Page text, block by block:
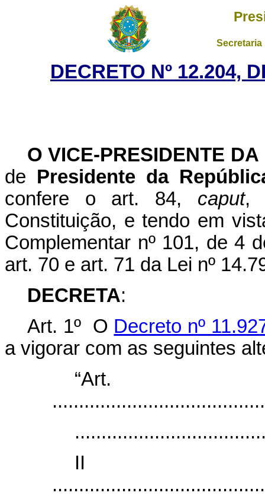
DECRETO Nº 12.204,
O VICE-PRESIDENTE
de Presidente da
confere o art. 84, caput,
Constituição, e tendo em
Complementar nº 101, de 4
art. 70 e art. 71 da Lei nº
DECRETA:
Art. 1º O Decreto nº
a vigorar com as seguintes